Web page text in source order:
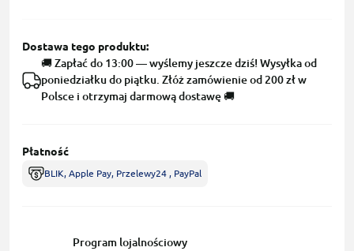
Dostawa tego produktu:
🚚 Zapłać do 13:00 — wyślemy jeszcze dziś! Wysyłka od
poniedziałku do piątku. Złóż zamówienie od 200 zł w
Polsce i otrzymaj darmową dostawę 🚚
Płatność
BLIK, Apple Pay, Przelewy24 , PayPal
Program lojalnościowy